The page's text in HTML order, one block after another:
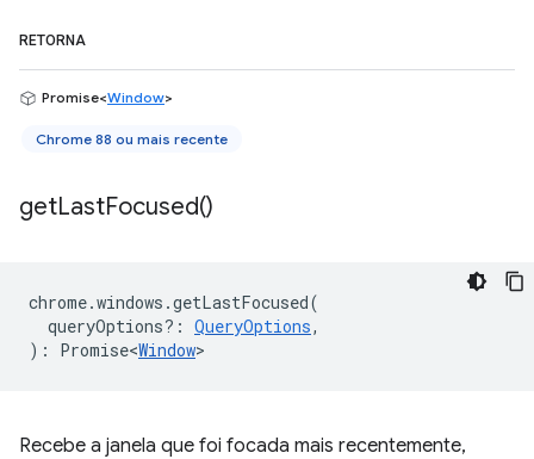
RETORNA
Promise<Window>
Chrome 88 ou mais recente
getLastFocused()
chrome.windows .getLastFocused(
queryOptions? : QueryOptions,
) : Promise<Window>
Recebe a janela que foi focada mais recentemente,